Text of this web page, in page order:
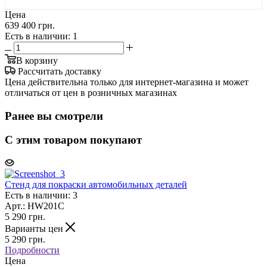
Цена
639 400 грн.
Есть в наличии: 1
В корзину
Рассчитать доставку
Цена действительна только для интернет-магазина и может
отличаться от цен в розничных магазинах
Ранее вы смотрели
С этим товаром покупают
Стенд для покраски автомобильных деталей
Есть в наличии: 3
Арт.: HW201C
5 290 грн.
Варианты цен
5 290 грн.
Подробности
Цена